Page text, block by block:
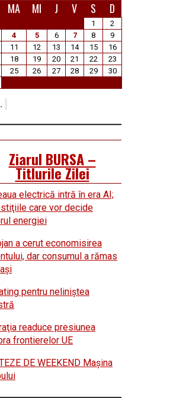
MA MI J V S D
1
2
4 5 6 7 8
9
11 12 13 14 15
16
18 19 20 21 22
23
25 26 27 28 29
30
Ziarul BURSA –
Titlurile Zilei
electrică intră în era AI;
care vor decide
energiei
a cerut economisirea
dar consumul a rămas
pentru neliniştea
readuce presiunea
frontierelor UE
DE WEEKEND Maşina